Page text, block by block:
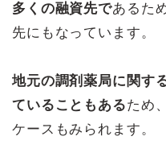
多くの融資先であるた
先にもなっています。
地元の調剤薬局に関す
ていることもあるため
ケースもみられます。